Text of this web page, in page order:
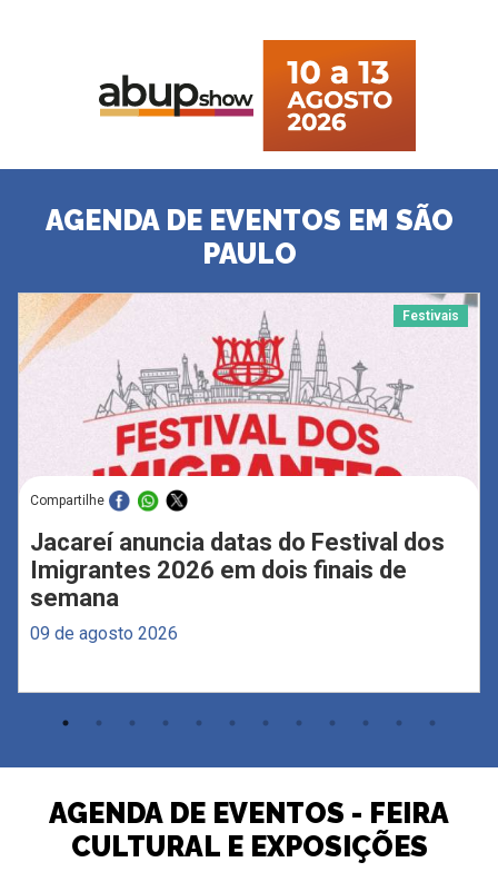
AGENDA DE EVENTOS EM SÃO
PAULO
Festivais
Compartilhe
Jacareí anuncia datas do Festival dos
Imigrantes 2026 em dois finais de
semana
09 de agosto 2026
AGENDA DE EVENTOS - FEIRA
CULTURAL E EXPOSIÇÕES